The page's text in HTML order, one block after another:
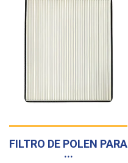
FILTRO DE POLEN PARA
...